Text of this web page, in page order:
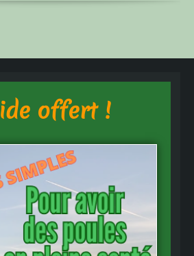
offert !